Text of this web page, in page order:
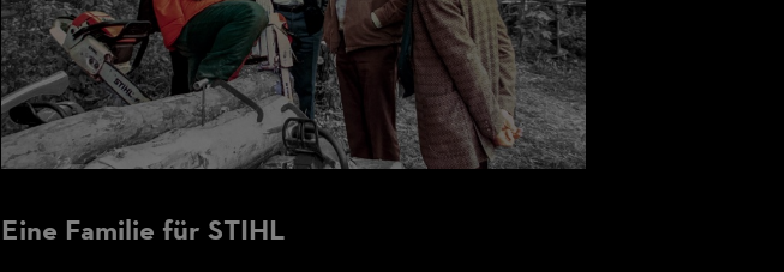
Eine Familie für STIHL